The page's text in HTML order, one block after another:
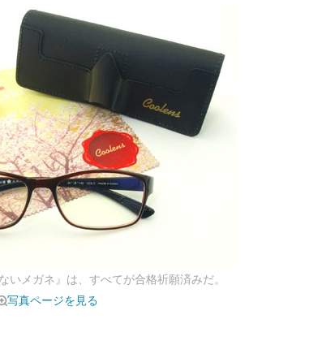
いメガネ』は、すべてが合格祈願済みだ。
写真ページを見る